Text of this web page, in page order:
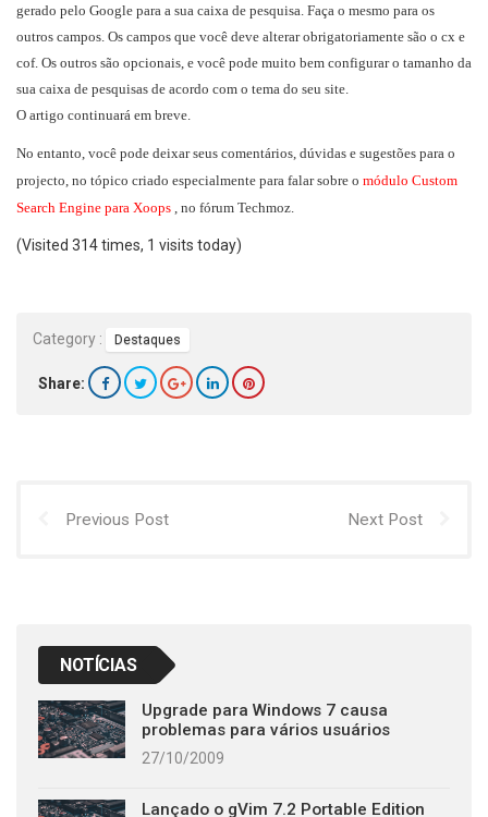
gerado pelo Google para a sua caixa de pesquisa. Faça o mesmo para os
outros campos. Os campos que você deve alterar obrigatoriamente são o cx e
cof. Os outros são opcionais, e você pode muito bem configurar o tamanho da
sua caixa de pesquisas de acordo com o tema do seu site.
O artigo continuará em breve.
No entanto, você pode deixar seus comentários, dúvidas e sugestões para o
projecto, no tópico criado especialmente para falar sobre o módulo Custom
Search Engine para Xoops , no fórum Techmoz.
(Visited 314 times, 1 visits today)
Category : Destaques
Share:
Previous Post Next Post
NOTÍCIAS
Upgrade para Windows 7 causa
problemas para vários usuários
27/10/2009
Lançado o gVim 7.2 Portable Edition